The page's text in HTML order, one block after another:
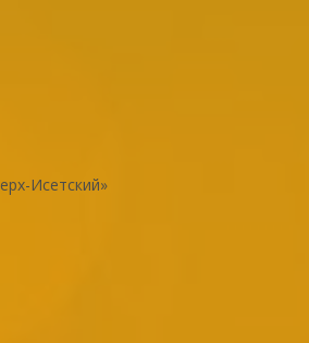
Исетский»